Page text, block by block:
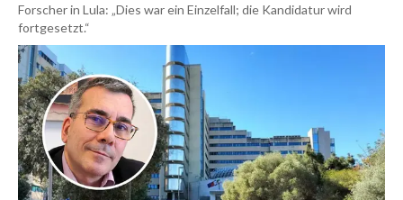
Forscher in Lula: „Dies war ein Einzelfall; die Kandidatur wird
fortgesetzt.“